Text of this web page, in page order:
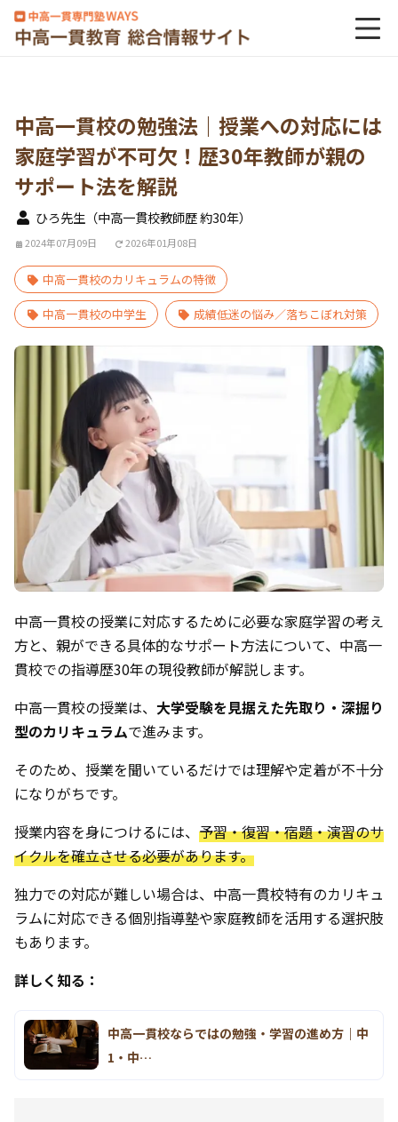
中高一貫校の勉強法｜授業への対応には
家庭学習が不可欠！歴30年教師が親の
サポート法を解説
ひろ先生（中高一貫校教師歴 約30年）
2024年07月09日 2026年01月08日
中高一貫校のカリキュラムの特徴
中高一貫校の中学生 成績低迷の悩み／落ちこぼれ対策
中高一貫校の授業に対応するために必要な家庭学習の考え
方と、親ができる具体的なサポート方法について、中高一
貫校での指導歴30年の現役教師が解説します。
中高一貫校の授業は、 大学受験を見据えた先取り・深掘り
型のカリキュラムで進みます。
そのため、授業を聞いているだけでは理解や定着が不十分
になりがちです。
授業内容を身につけるには、 予習・復習・宿題・演習のサ
イクルを確立させる必要があります。
独力での対応が難しい場合は、中高一貫校特有のカリキュ
ラムに対応できる個別指導塾や家庭教師を活用する選択肢
もあります。
詳しく知る：
中高一貫校ならではの勉強・学習の進め方｜中
1・中…